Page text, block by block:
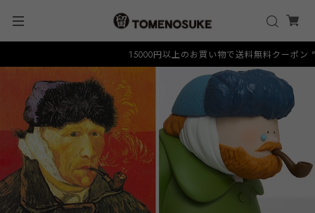
15000円以上のお買い物で送料無料クーポン